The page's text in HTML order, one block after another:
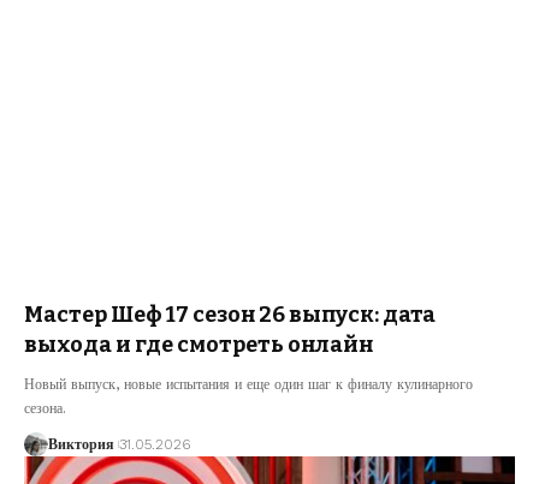
Мастер Шеф 17 сезон 26 выпуск: дата
выхода и где смотреть онлайн
Новый выпуск, новые испытания и еще один шаг к финалу кулинарного
сезона.
Виктория 31.05.2026